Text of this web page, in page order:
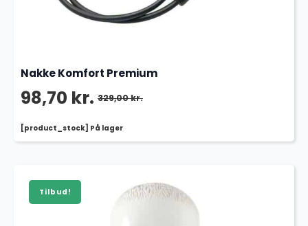
[product_stock] På lager
Nakke Komfort Premium
329,00kr.
Den
oprindelige
var:
329,00 kr..
98,70 kr.
Den
aktuelle
er:
98,70 kr..
Tilbud!